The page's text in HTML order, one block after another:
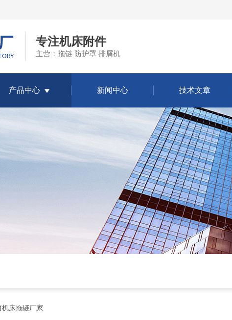
专注机床附件
主营：拖链 防护罩 排屑机
产品中心 新闻中心 技术文章
床拖链厂家